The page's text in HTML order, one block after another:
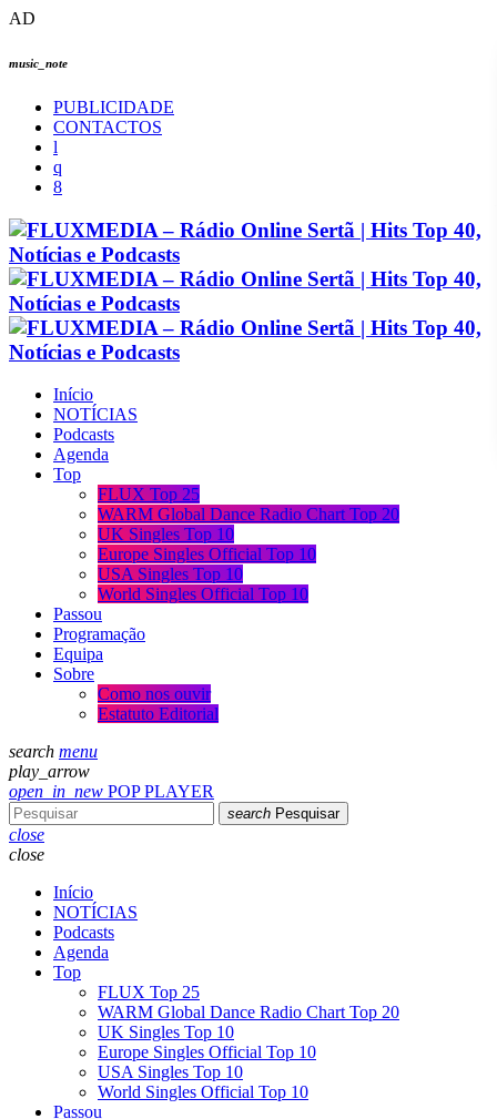
AD
music_note
PUBLICIDADE
CONTACTOS
Início
NOTÍCIAS
Podcasts
Agenda
Top
FLUX Top 25
WARM Global Dance Radio Chart Top 20
UK Singles Top 10
Europe Singles Official Top 10
USA Singles Top 10
World Singles Official Top 10
Passou
Programação
Equipa
Sobre
Como nos ouvir
Estatuto Editorial
search menu
play_arrow
open_in_new POP PLAYER
search Pesquisar
close
close
Início
NOTÍCIAS
Podcasts
Agenda
Top
FLUX Top 25
WARM Global Dance Radio Chart Top 20
UK Singles Top 10
Europe Singles Official Top 10
USA Singles Top 10
World Singles Official Top 10
Passou